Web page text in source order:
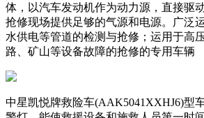
体，以汽车发动机作为动力源，直接驱
抢修现场提供足够的气源和电源。广泛
水供电等管道的检测与抢修；运用于高
路、矿山等设备故障的抢修的专用车辆
中星凯悦牌救险车(AAK5041XXHJ6)型